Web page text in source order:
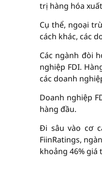
trị hàng hóa
Cụ thể, ngoại
cách khác, các
Các ngành đòi
nghiệp FDI.
các doanh
Doanh nghiệp
hàng đầu.
Đi sâu vào cơ
FiinRatings,
khoảng 46%